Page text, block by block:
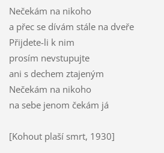
Nečekám na nikoho
a přec se dívám stále na dveře
Přijdete-li k nim
prosím nevstupujte
ani s dechem ztajeným
Nečekám na nikoho
na sebe jenom čekám já
[Kohout plaší smrt, 1930]